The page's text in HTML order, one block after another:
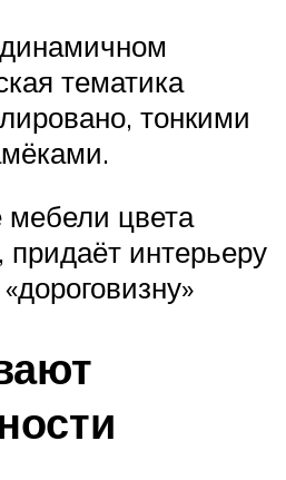
тематика
тонкими
мебели цвета
интерьеру